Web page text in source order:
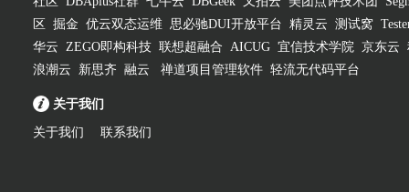
区
掘金 优云双态运维 思必驰DUI开放平台 精灵云 测试窝
华云 ZEGO即构科技 联想超融合 AICUG 宜信技术学院 京东云
浪潮云
新思齐 融云 禅道项目管理软件 轻流无代码平台
关于我们
关于我们 联系我们